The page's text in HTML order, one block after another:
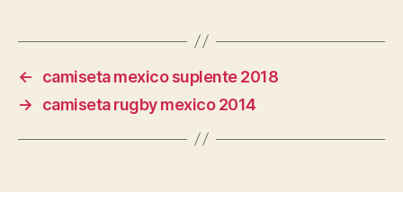
←
camiseta mexico suplente 2018
→
camiseta rugby mexico 2014